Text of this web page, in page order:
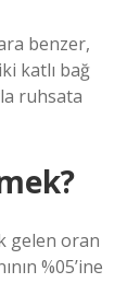
benzer,
katlı bağ
ruhsata
gelen oran
%05’ine